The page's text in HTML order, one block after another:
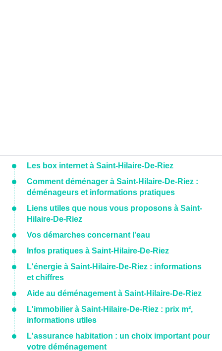
Les box internet à Saint-Hilaire-De-Riez
Comment déménager à Saint-Hilaire-De-Riez :
déménageurs et informations pratiques
Liens utiles que nous vous proposons à Saint-
Hilaire-De-Riez
Vos démarches concernant l'eau
Infos pratiques à Saint-Hilaire-De-Riez
L'énergie à Saint-Hilaire-De-Riez : informations
et chiffres
Aide au déménagement à Saint-Hilaire-De-Riez
L'immobilier à Saint-Hilaire-De-Riez : prix m²,
informations utiles
L'assurance habitation : un choix important pour
votre déménagement